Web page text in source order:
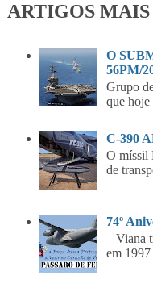
ARTIGOS
O
56PM/
Grupo
que hoje
C-390
O míssil
de
74º
Viana
em